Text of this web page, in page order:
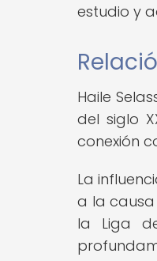
estudio y
Haile
del siglo
conexión
La
a la causa
la Liga